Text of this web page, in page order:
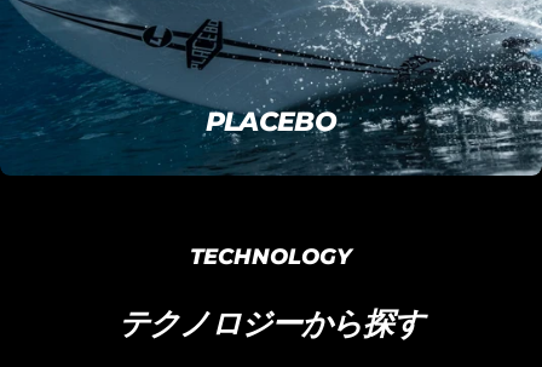
PLACEBO
TECHNOLOGY
テクノロジーから探す